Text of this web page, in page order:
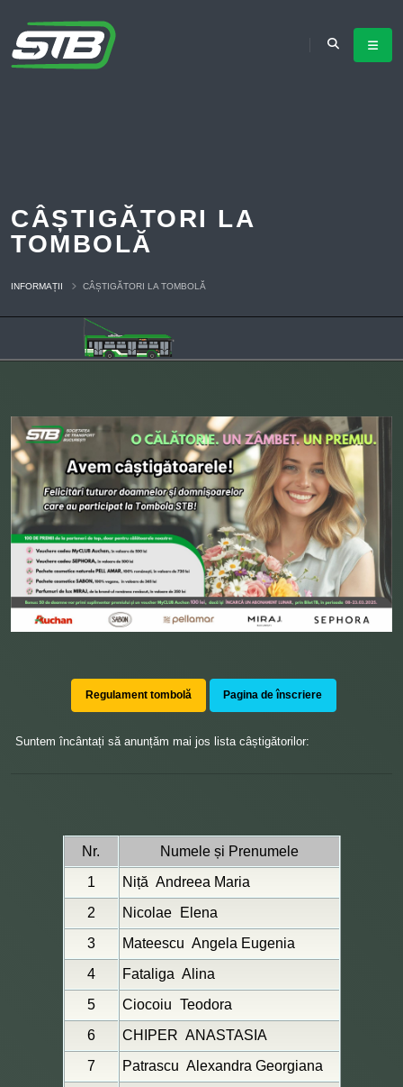
CÂȘTIGĂTORI LA
TOMBOLĂ
INFORMAȚII CÂȘTIGĂTORI LA TOMBOLĂ
Regulament tombolă Pagina de înscriere
Suntem încântați să anunțăm mai jos lista câștigătorilor:
Nr.
Numele și Prenumele
1
Niță Andreea Maria
2
Nicolae
Elena
3
Mateescu Angela Eugenia
4
Fataliga Alina
5
Ciocoiu Teodora
6
CHIPER ANASTASIA
7
Patrascu Alexandra Georgiana